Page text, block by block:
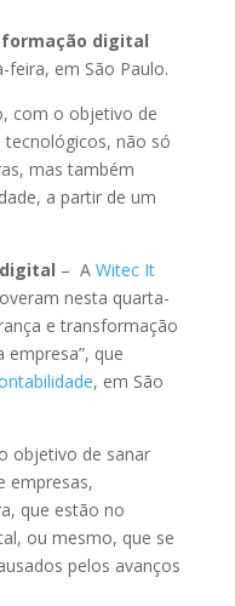
digital
feira, em São Paulo.
com o objetivo de
não só
mas também
a partir de um
– A Witec It
nesta quarta-
e transformação
que
, em São
objetivo de sanar
empresas,
que estão no
ou mesmo, que se
pelos avanços